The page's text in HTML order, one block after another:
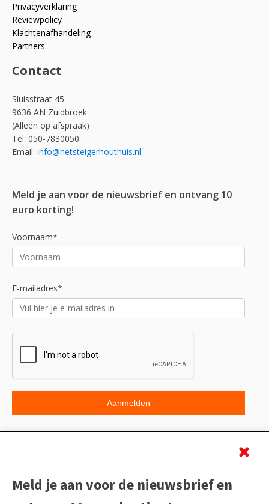
Privacyverklaring
Reviewpolicy
Klachtenafhandeling
Partners
Contact
Sluisstraat 45
9636 AN Zuidbroek
(Alleen op afspraak)
Tel: 050-7830050
Email: info@hetsteigerhouthuis.nl
Meld je aan voor de nieuwsbrief en ontvang 10
euro korting!
Voornaam*
E-mailadres*
Meld je aan voor de nieuwsbrief en